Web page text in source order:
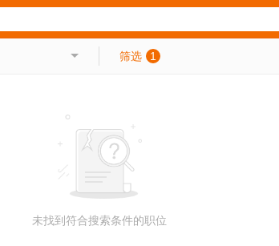
筛选 1
未找到符合搜索条件的职位